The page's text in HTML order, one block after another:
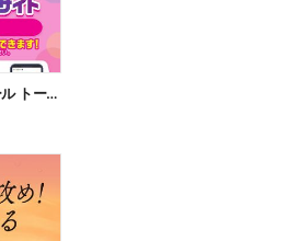
【ご予約受付中】エリクシール トータルVファーミングクリームca